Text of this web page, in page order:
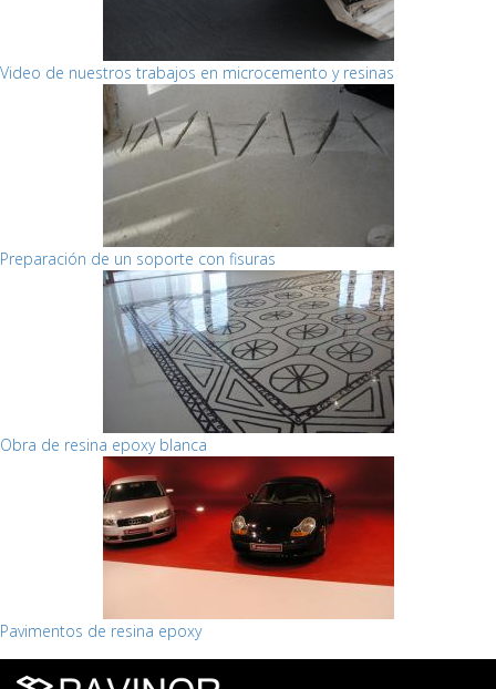
Video de nuestros trabajos en microcemento y resinas
Preparación de un soporte con fisuras
Obra de resina epoxy blanca
Pavimentos de resina epoxy